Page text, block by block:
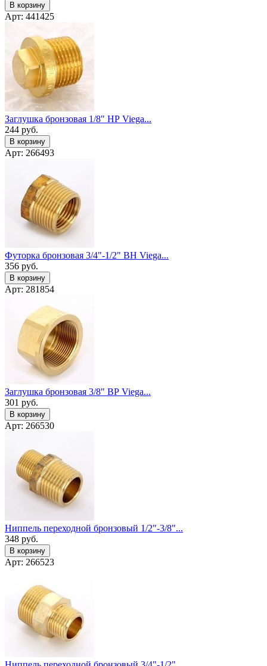
В корзину
Арт: 441425
Заглушка бронзовая 1/8" НР Viega...
244 руб.
В корзину
Арт: 266493
Футорка бронзовая 3/4"-1/2" ВН Viega...
356 руб.
В корзину
Арт: 281854
Заглушка бронзовая 3/8" ВР Viega...
301 руб.
В корзину
Арт: 266530
Ниппель переходной бронзовый 1/2"-3/8"...
348 руб.
В корзину
Арт: 266523